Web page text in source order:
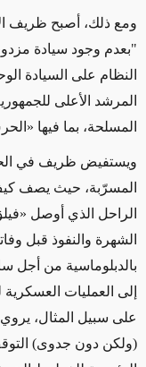
ومع ذلك، أصبح ظريف
"بعدم وجود سيادة
النظام على السيادة
المرشد الأعلى
المسلحة، بما فيها «
ويستفيض ظريف في
المسرّبة، حيث يصف
الراحل الذي أوصل «
الشهرة والنفوذ قبل
بالدبلوماسية من أجل
إلى العمليات العسكرية
على سبيل المثال،
(ولكن دون جدوى)